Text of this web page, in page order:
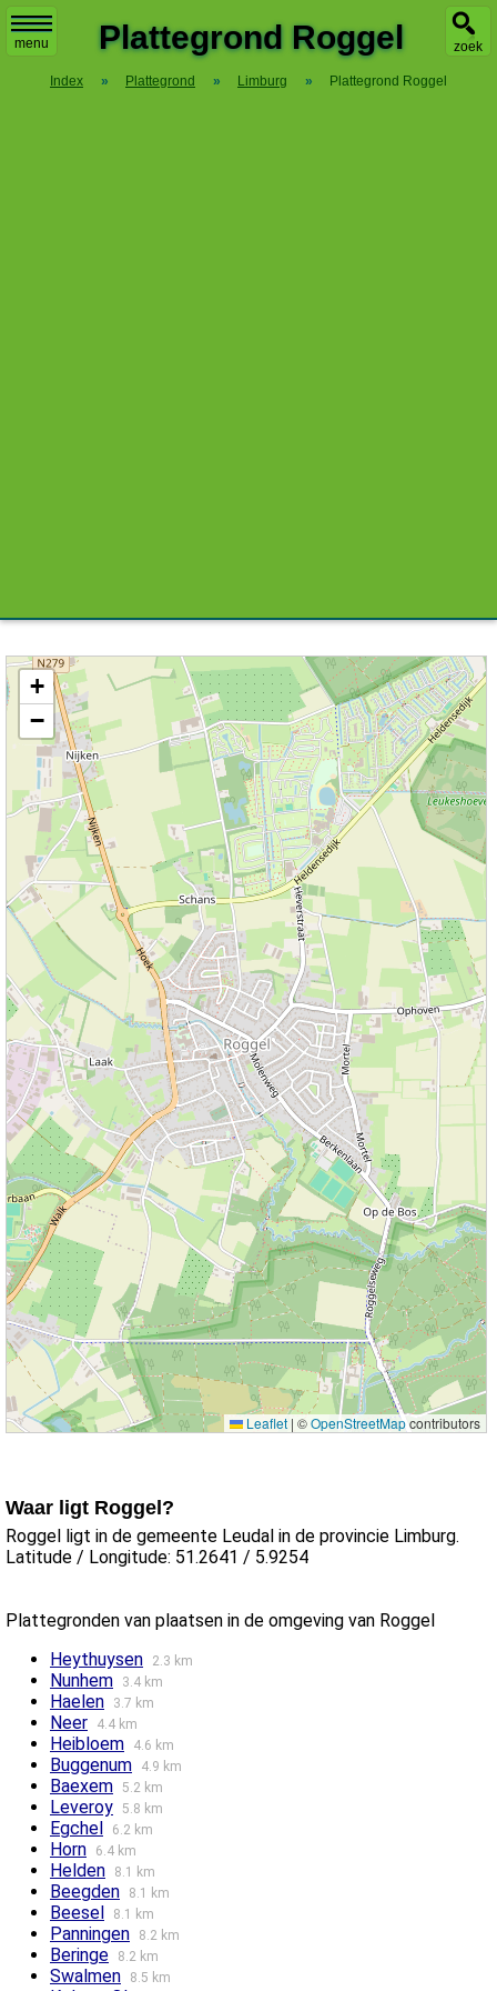
menu zoek
Plattegrond Roggel
Index » Plattegrond » Limburg » Plattegrond Roggel
Kaart / Plattegrond Roggel centrum
+
−
Leaflet | ©OpenStreetMapcontributors
Waar ligt Roggel?
Roggel ligt in de gemeente Leudal in de provincie Limburg.
Latitude / Longitude: 51.2641 / 5.9254
Plattegronden van plaatsen in de omgeving van Roggel
Heythuysen
2.3 km
Nunhem 3.4 km
Haelen 3.7 km
Neer 4.4 km
Heibloem 4.6 km
Buggenum 4.9 km
Baexem 5.2 km
Leveroy 5.8 km
Egchel 6.2 km
Horn 6.4 km
Helden 8.1 km
Beegden 8.1 km
Beesel 8.1 km
Panningen 8.2 km
Beringe 8.2 km
Swalmen 8.5 km